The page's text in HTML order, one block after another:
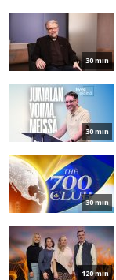
30 min
30 min
30 min
120 min